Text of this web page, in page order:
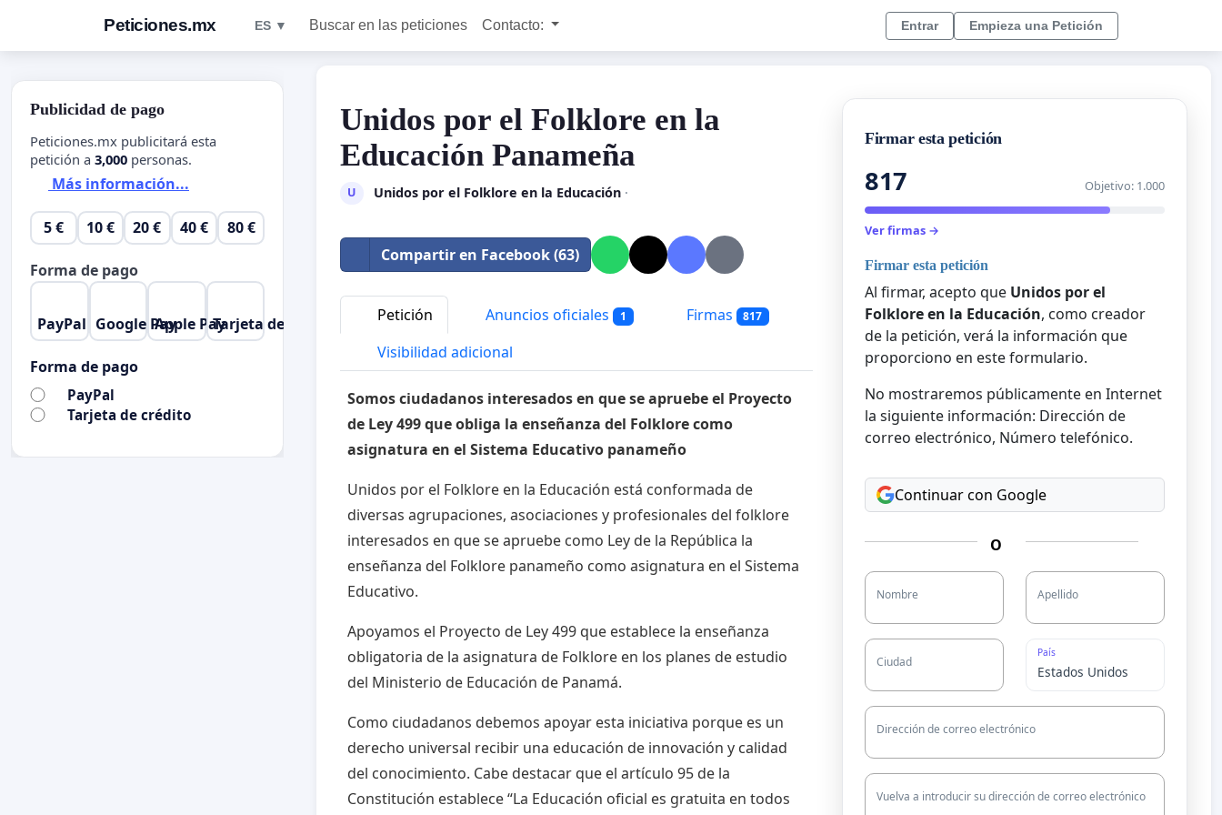
Peticiones.mx ES ▼ Buscar en las peticiones Contacto: Entrar Empieza una Petición
Unidos por el Folklore en la
Educación Panameña
U Unidos por el Folklore en la Educación·
Compartir en Facebook (63)
Petición Anuncios oficiales 1 Firmas 817
Visibilidad adicional
Somos ciudadanos interesados en que se apruebe el Proyecto
de Ley 499 que obliga la enseñanza del Folklore como
asignatura en el Sistema Educativo panameño
Unidos por el Folklore en la Educación está conformada de
diversas agrupaciones, asociaciones y profesionales del folklore
interesados en que se apruebe como Ley de la República la
enseñanza del Folklore panameño como asignatura en el Sistema
Educativo.
Apoyamos el Proyecto de Ley 499 que establece la enseñanza
obligatoria de la asignatura de Folklore en los planes de estudio
del Ministerio de Educación de Panamá.
Como ciudadanos debemos apoyar esta iniciativa porque es un
derecho universal recibir una educación de innovación y calidad
del conocimiento. Cabe destacar que el artículo 95 de la
Constitución establece “La Educación oficial es gratuita en todos
Firmar esta petición
817 Objetivo: 1.000
Ver firmas →
Firmar esta petición
Al firmar, acepto que Unidos por el
Folklore en la Educación, como creador
de la petición, verá la información que
proporciono en este formulario.
No mostraremos públicamente en Internet
la siguiente información: Dirección de
correo electrónico, Número telefónico.
Continuar con Google
O
Nombre Apellido
Ciudad
País
Dirección de correo electrónico
Vuelva a introducir su dirección de correo electrónico
Publicidad de pago
Peticiones.mx publicitará esta
petición a 3,000 personas.
Más información...
5 € 10 € 20 € 40 € 80 €
Forma de pago
PayPal Google PayApple PayTarjeta de crédito
Forma de pago
PayPal
Tarjeta de crédito